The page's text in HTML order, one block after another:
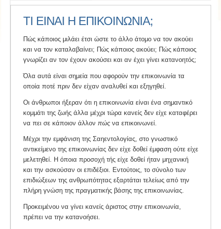
ΤΙ ΕΙΝΑΙ Η ΕΠΙΚΟΙΝΩΝΙΑ;
Πώς κάποιος μιλάει έτσι ώστε το άλλο άτομο να τον ακούει
και να τον καταλαβαίνει; Πώς κάποιος ακούει; Πώς κάποιος
γνωρίζει αν τον έχουν ακούσει και αν έχει γίνει κατανοητός;
Όλα αυτά είναι σημεία που αφορούν την επικοινωνία τα
οποία ποτέ πριν δεν είχαν αναλυθεί και εξηγηθεί.
Οι άνθρωποι ήξεραν ότι η επικοινωνία είναι ένα σημαντικό
κομμάτι της ζωής άλλα μέχρι τώρα κανείς δεν είχε καταφέρει
να πει σε κάποιον άλλον πώς να επικοινωνεί.
Μέχρι την εμφάνιση της Σαηεντολογίας, στο γνωστικό
αντικείμενο της επικοινωνίας δεν είχε δοθεί έμφαση ούτε είχε
μελετηθεί. Η όποια προσοχή τής είχε δοθεί ήταν μηχανική
και την ασκούσαν οι επιδέξιοι. Εντούτοις, το σύνολο των
επιδιώξεων της ανθρωπότητας εξαρτάται τελείως από την
πλήρη γνώση της πραγματικής βάσης της επικοινωνίας.
Προκειμένου να γίνει κανείς άριστος στην επικοινωνία,
πρέπει να την κατανοήσει.